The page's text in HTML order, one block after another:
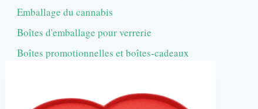
Emballage du cannabis
Boîtes d'emballage pour verrerie
Boîtes promotionnelles et boîtes-cadeaux